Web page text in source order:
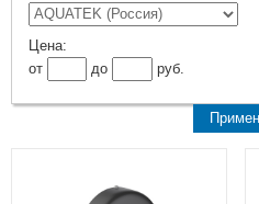
Цена:
от
до руб.